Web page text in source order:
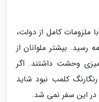
کامل از دولت،
بیشتر ملوانان از
وحشت داشتند. اگر
کلمب نبود شاید
این سفر نمی شد.